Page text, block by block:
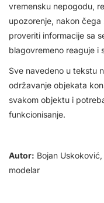
vremensku nepogodu,
upozorenje, nakon
proveriti informacije sa
blagovremeno reaguje i
Sve navedeno u tekstu
održavanje objekata
svakom objektu i
funkcionisanje.
Autor: Bojan Uskoković,
modelar